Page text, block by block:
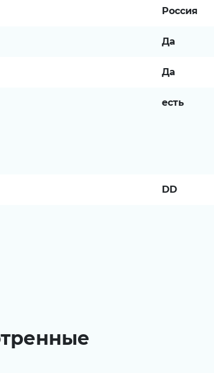
Россия
Да
Да
есть
DD